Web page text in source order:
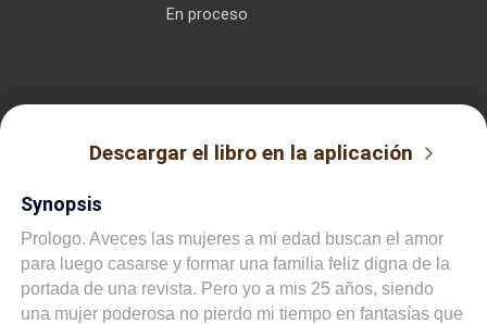
En proceso
Descargar el libro en la aplicación
Synopsis
Prologo. Aveces las mujeres a mi edad buscan el amor
para luego casarse y formar una familia feliz digna de la
portada de una revista. Pero yo a mis 25 años, siendo
una mujer poderosa no pierdo mi tiempo en fantasías que